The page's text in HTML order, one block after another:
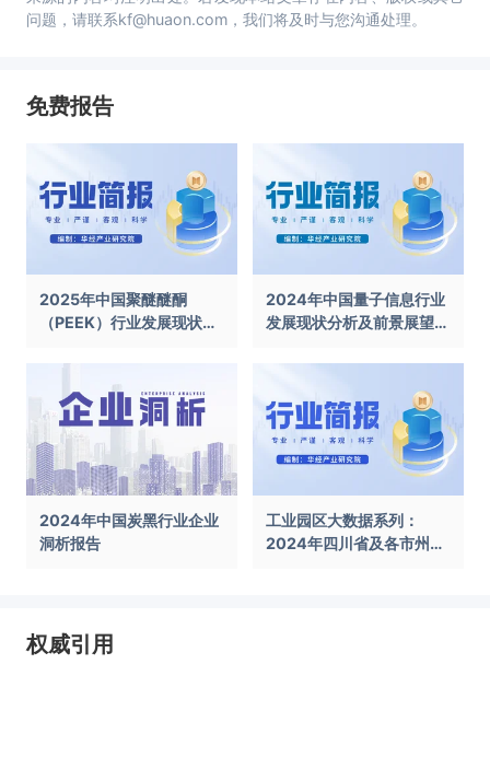
问题，请联系kf@huaon.com，我们将及时与您沟通处理。
免费报告
2025年中国聚醚醚酮
（PEEK）行业发展现状及
2024年中国量子信息行业
发展现状分析及前景展望报
2024年中国炭黑行业企业
洞析报告
工业园区大数据系列：
2024年四川省及各市州工
权威引用